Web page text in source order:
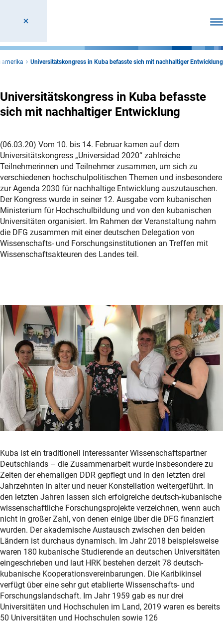
Universitätskongress in Kuba befasste sich mit nachhaltiger Entwicklung
Universitätskongress in Kuba befasste
sich mit nachhaltiger Entwicklung
(06.03.20) Vom 10. bis 14. Februar kamen auf dem
Universitätskongress „Universidad 2020“ zahlreiche
Teilnehmerinnen und Teilnehmer zusammen, um sich zu
verschiedenen hochschulpolitischen Themen und insbesondere
zur Agenda 2030 für nachhaltige Entwicklung auszutauschen.
Der Kongress wurde in seiner 12. Ausgabe vom kubanischen
Ministerium für Hochschulbildung und von den kubanischen
Universitäten organisiert. Im Rahmen der Veranstaltung nahm
die DFG zusammen mit einer deutschen Delegation von
Wissenschafts- und Forschungsinstitutionen an Treffen mit
Wissenschaftsakteuren des Landes teil.
Kuba ist ein traditionell interessanter Wissenschaftspartner
Deutschlands – die Zusammenarbeit wurde insbesondere zu
Zeiten der ehemaligen DDR gepflegt und in den letzten drei
Jahrzehnten in alter und neuer Konstellation weitergeführt. In
den letzten Jahren lassen sich erfolgreiche deutsch-kubanische
wissenschaftliche Forschungsprojekte verzeichnen, wenn auch
nicht in großer Zahl, von denen einige über die DFG finanziert
wurden. Der akademische Austausch zwischen den beiden
Ländern ist durchaus dynamisch. Im Jahr 2018 beispielsweise
waren 180 kubanische Studierende an deutschen Universitäten
eingeschrieben und laut HRK bestehen derzeit 78 deutsch-
kubanische Kooperationsvereinbarungen. Die Karibikinsel
verfügt über eine sehr gut etablierte Wissenschafts- und
Forschungslandschaft. Im Jahr 1959 gab es nur drei
Universitäten und Hochschulen im Land, 2019 waren es bereits
50 Universitäten und Hochschulen sowie 126